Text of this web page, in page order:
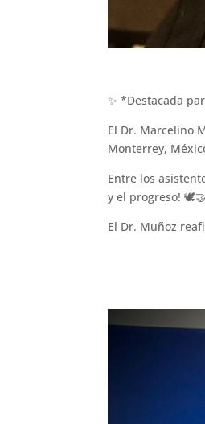
✨ *Destacada
El Dr. Marcelino
Monterrey,
Entre los
y el progreso! 🕊🤝
El Dr. Muñoz